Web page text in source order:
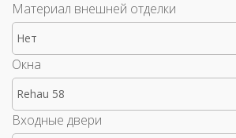
Материал внешней отделки
Нет
Окна
Rehau 58
Входные двери